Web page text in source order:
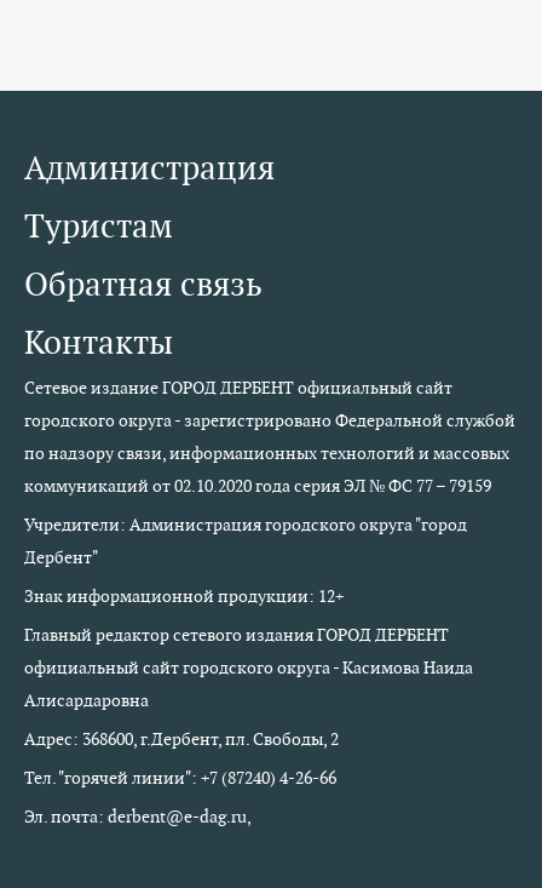
Администрация
Туристам
Обратная связь
Контакты
Сетевое издание ГОРОД ДЕРБЕНТ официальный сайт
городского округа - зарегистрировано Федеральной службой
по надзору связи, информационных технологий и массовых
коммуникаций от 02.10.2020 года серия ЭЛ № ФС 77 – 79159
Учредители: Администрация городского округа "город
Дербент"
Знак информационной продукции: 12+
Главный редактор сетевого издания ГОРОД ДЕРБЕНТ
официальный сайт городского округа - Касимова Наида
Алисардаровна
Адрес: 368600, г.Дербент, пл. Свободы, 2
Тел. "горячей линии": +7 (87240) 4-26-66
Эл. почта: derbent@e-dag.ru,